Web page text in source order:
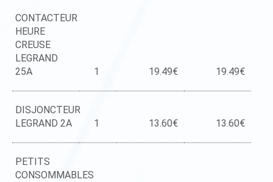
CONTACTEUR
HEURE
CREUSE
LEGRAND
25A
1 19.49€ 19.49€
DISJONCTEUR
LEGRAND 2A
1 13.60€ 13.60€
PETITS
CONSOMMABLES